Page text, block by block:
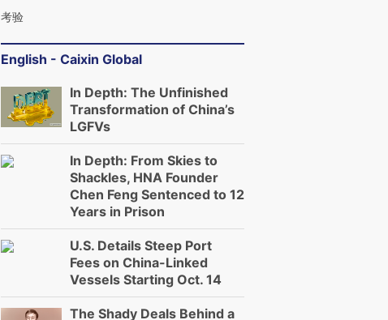
考验
English - Caixin Global
In Depth: The Unfinished
Transformation of China’s
LGFVs
In Depth: From Skies to
Shackles, HNA Founder
Chen Feng Sentenced to 12
Years in Prison
U.S. Details Steep Port
Fees on China-Linked
Vessels Starting Oct. 14
The Shady Deals Behind a